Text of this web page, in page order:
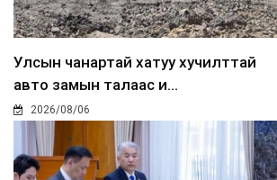
Улсын чанартай хатуу хучилттай
авто замын талаас и...
2026/08/06